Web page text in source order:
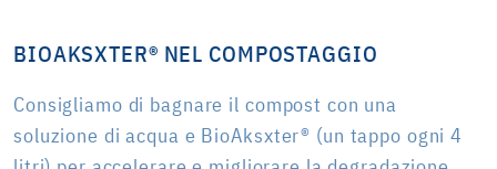
BIOAKSXTER® NEL COMPOSTAGGIO
Consigliamo di bagnare il compost con una
soluzione di acqua e BioAksxter® (un tappo ogni 4